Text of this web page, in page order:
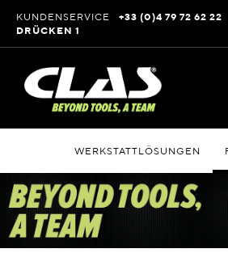
Inhalt
springen
KUNDENSERVICE
+33 (0)4 79 72 62 22
DRÜCKEN 1
WERKSTATTLÖSUNGEN